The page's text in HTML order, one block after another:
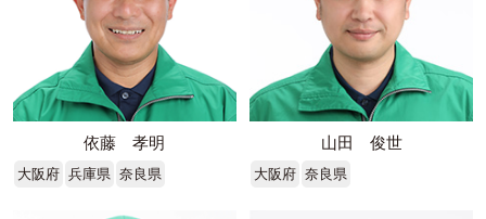
依藤 孝明
大阪府 兵庫県 奈良県
山田 俊世
大阪府 奈良県